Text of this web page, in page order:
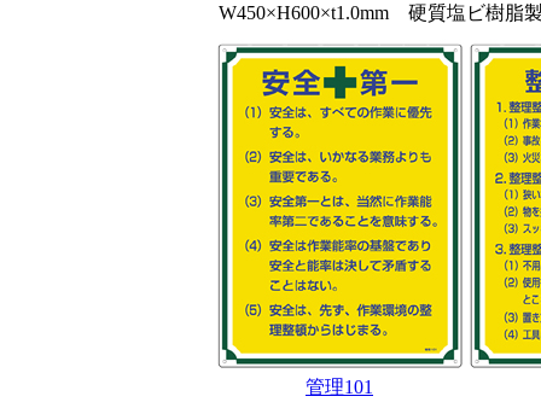
W450×H600×t1.0mm 硬質塩ビ樹脂
管理101